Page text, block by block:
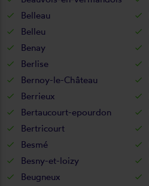
Belleau
Belleu
Benay
Berlise
Bernoy-le-Château
Berrieux
Bertaucourt-epourdon
Bertricourt
Besmé
Besny-et-loizy
Beugneux